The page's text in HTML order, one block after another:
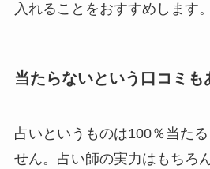
入れることをおすすめします。
当たらないという口コミも
占いというものは100％当た
せん。占い師の実力はもちろ